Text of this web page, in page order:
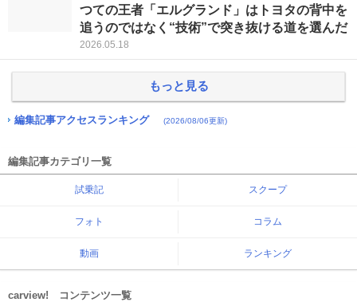
つての王者「エルグランド」はトヨタの背中を
追うのではなく“技術”で突き抜ける道を選んだ
2026.05.18
もっと見る
編集記事アクセスランキング (2026/08/06更新)
編集記事カテゴリ一覧
試乗記 スクープ
フォト コラム
動画 ランキング
carview! コンテンツ一覧